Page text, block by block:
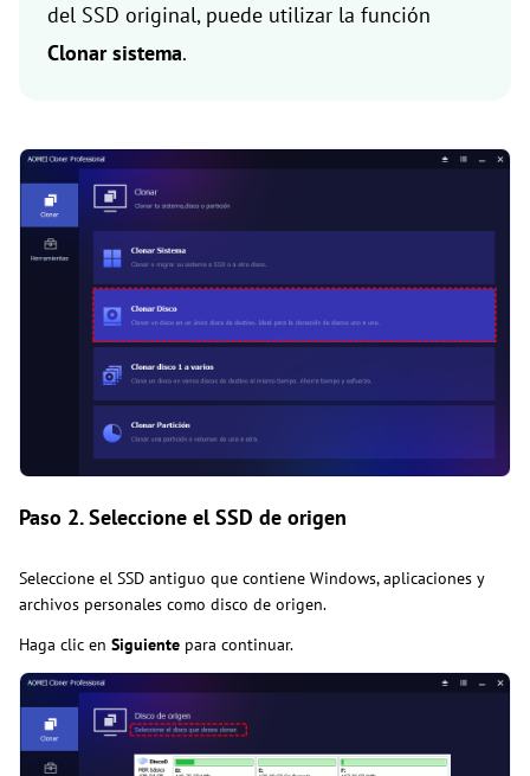
del SSD original, puede utilizar la función
Clonar sistema.
Paso 2. Seleccione el SSD de origen
Seleccione el SSD antiguo que contiene Windows, aplicaciones y
archivos personales como disco de origen.
Haga clic en Siguiente para continuar.